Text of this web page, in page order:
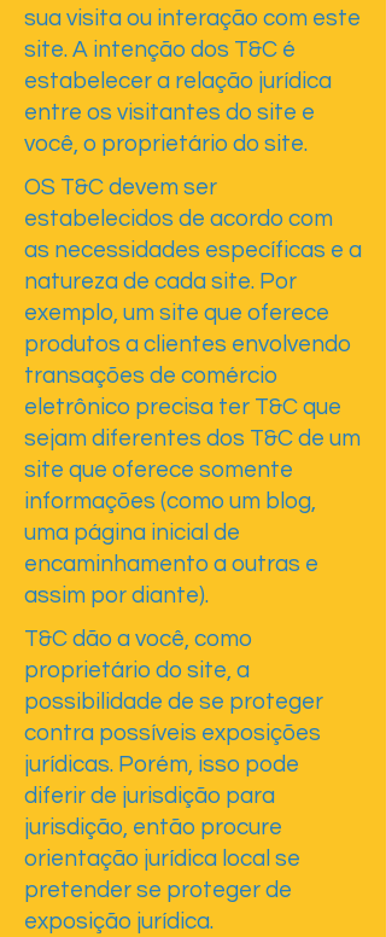
sua visita ou interação com este
site. A intenção dos T&C é
estabelecer a relação jurídica
entre os visitantes do site e
você, o proprietário do site.
OS T&C devem ser
estabelecidos de acordo com
as necessidades específicas e a
natureza de cada site. Por
exemplo, um site que oferece
produtos a clientes envolvendo
transações de comércio
eletrônico precisa ter T&C que
sejam diferentes dos T&C de um
site que oferece somente
informações (como um blog,
uma página inicial de
encaminhamento a outras e
assim por diante).
T&C dão a você, como
proprietário do site, a
possibilidade de se proteger
contra possíveis exposições
jurídicas. Porém, isso pode
diferir de jurisdição para
jurisdição, então procure
orientação jurídica local se
pretender se proteger de
exposição jurídica.